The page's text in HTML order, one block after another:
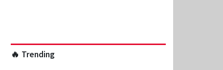
🔥 Trending